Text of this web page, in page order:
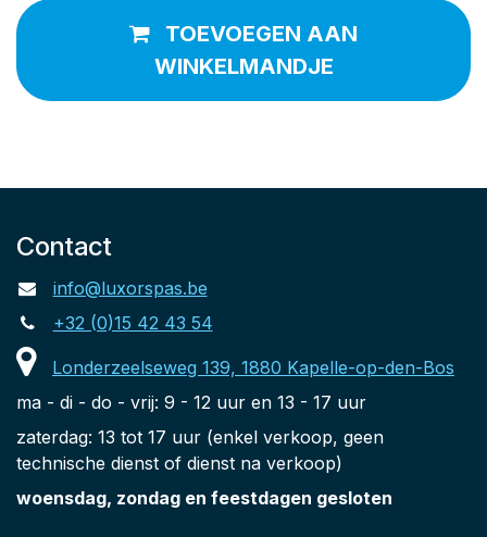
TOEVOEGEN AAN
WINKELMANDJE
Contact
info@luxorspas.be
+32 (0)15 42 43 54
Londerzeelseweg 139, 1880 Kapelle-op-den-Bos
ma - di - do - vrij: 9 - 12 uur en 13 - 17 uur
zaterdag: 13 tot 17 uur (enkel verkoop, geen
technische dienst of dienst na verkoop)
woensdag, zondag en feestdagen gesloten